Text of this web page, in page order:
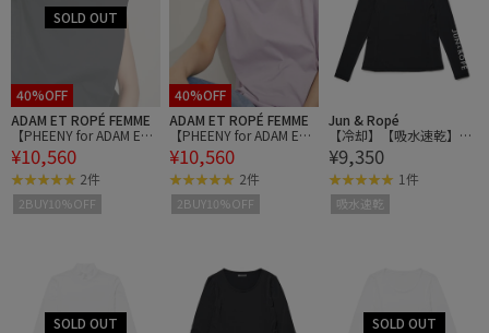
40%OFF
ADAM ET ROPÉ FEMME
【PHEENY for ADAM ET
ROPE'】Organic Cotton
N/S
¥10,560
2件
2BUY10%OFF
40%OFF
ADAM ET ROPÉ FEMME
【PHEENY for ADAM ET
ROPE'】Organic Cotton
N/S
¥10,560
2件
2BUY10%OFF
Jun & Ropé
【冷却】【吸水速乾】UV
モック長袖プルオーバー
¥9,350
1件
吸水速乾